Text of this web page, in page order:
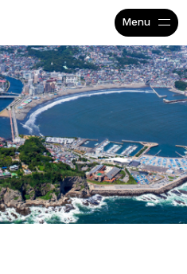
不動産投資で安定収入な